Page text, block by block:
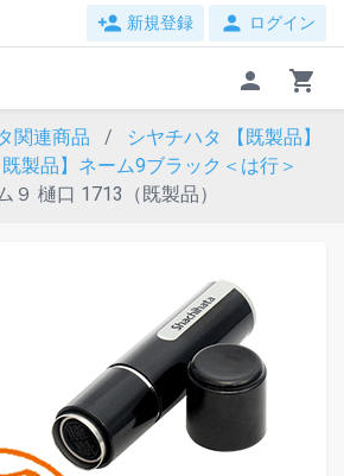
person_add 新規登録 person ログイン
person shopping_cart
関連商品
シヤチハタ 【既製品】
既製品】ネーム9ブラック＜は行＞
９ 樋口 1713（既製品）